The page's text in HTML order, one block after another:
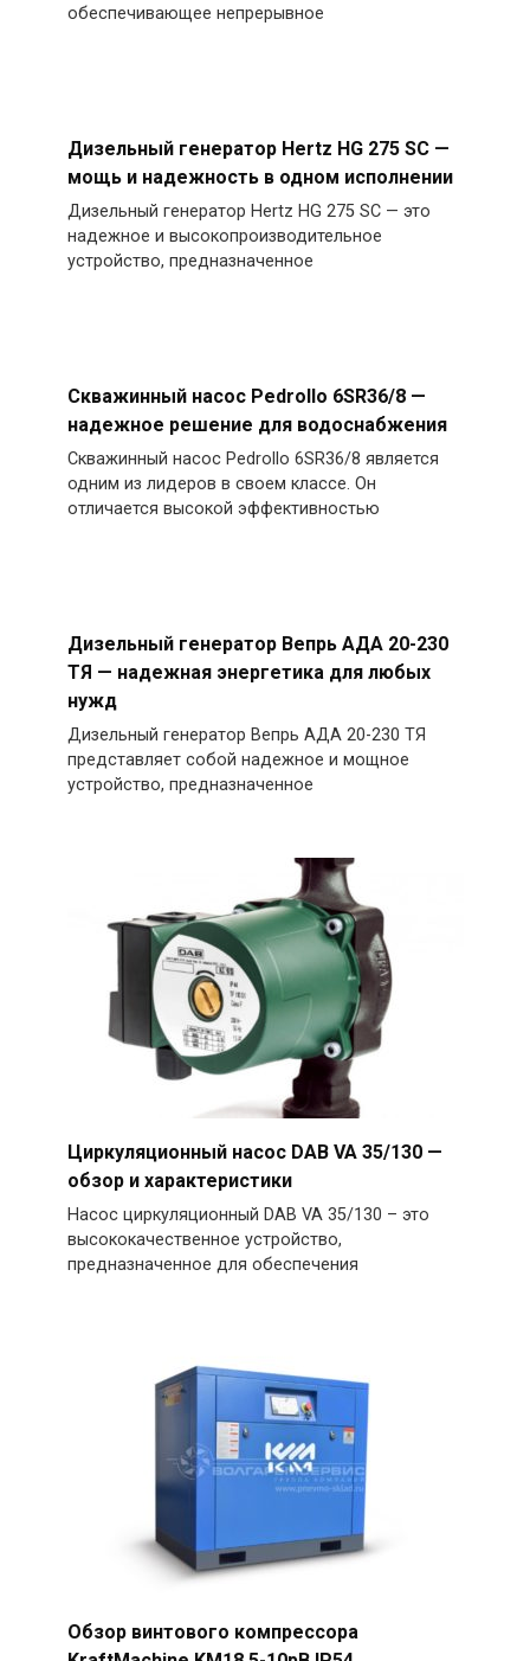
обеспечивающее непрерывное
Дизельный генератор Hertz HG 275 SC —
мощь и надежность в одном исполнении
Дизельный генератор Hertz HG 275 SC — это
надежное и высокопроизводительное
устройство, предназначенное
Скважинный насос Pedrollo 6SR36/8 —
надежное решение для водоснабжения
Скважинный насос Pedrollo 6SR36/8 является
одним из лидеров в своем классе. Он
отличается высокой эффективностью
Дизельный генератор Вепрь АДА 20-230
ТЯ — надежная энергетика для любых
нужд
Дизельный генератор Вепрь АДА 20-230 ТЯ
представляет собой надежное и мощное
устройство, предназначенное
Циркуляционный насос DAB VA 35/130 —
обзор и характеристики
Насос циркуляционный DAB VA 35/130 – это
высококачественное устройство,
предназначенное для обеспечения
Обзор винтового компрессора